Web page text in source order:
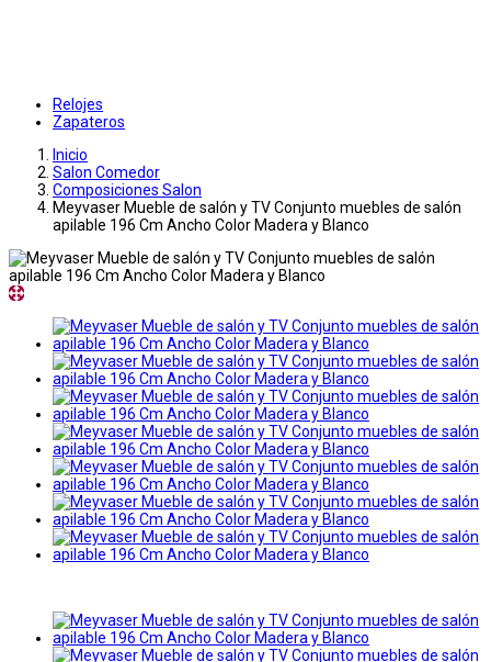
Relojes
Zapateros
Inicio
Salon Comedor
Composiciones Salon
Meyvaser Mueble de salón y TV Conjunto muebles de salón
apilable 196 Cm Ancho Color Madera y Blanco